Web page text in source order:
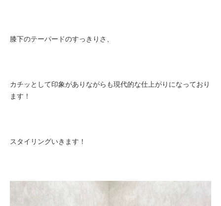
膝下のテーパードのすっきりさ、
カチッとして印象がありながらも現代的な仕上がりになっており
ます！
スタイリングいきます！